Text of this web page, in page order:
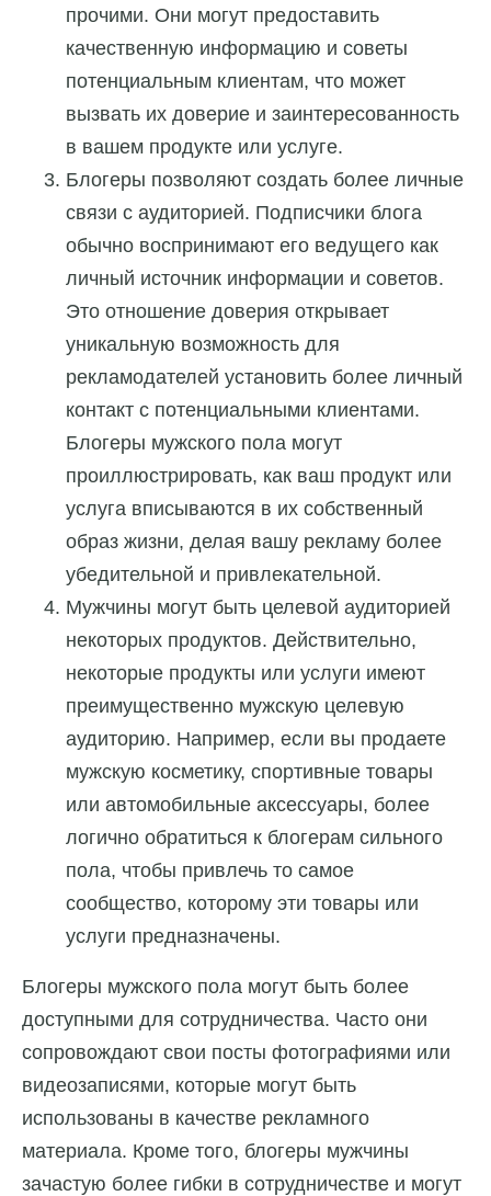
прочими. Они могут предоставить
качественную информацию и советы
потенциальным клиентам, что может
вызвать их доверие и заинтересованность
в вашем продукте или услуге.
Блогеры позволяют создать более личные
связи с аудиторией. Подписчики блога
обычно воспринимают его ведущего как
личный источник информации и советов.
Это отношение доверия открывает
уникальную возможность для
рекламодателей установить более личный
контакт с потенциальными клиентами.
Блогеры мужского пола могут
проиллюстрировать, как ваш продукт или
услуга вписываются в их собственный
образ жизни, делая вашу рекламу более
убедительной и привлекательной.
Мужчины могут быть целевой аудиторией
некоторых продуктов. Действительно,
некоторые продукты или услуги имеют
преимущественно мужскую целевую
аудиторию. Например, если вы продаете
мужскую косметику, спортивные товары
или автомобильные аксессуары, более
логично обратиться к блогерам сильного
пола, чтобы привлечь то самое
сообщество, которому эти товары или
услуги предназначены.
Блогеры мужского пола могут быть более
доступными для сотрудничества. Часто они
сопровождают свои посты фотографиями или
видеозаписями, которые могут быть
использованы в качестве рекламного
материала. Кроме того, блогеры мужчины
зачастую более гибки в сотрудничестве и могут